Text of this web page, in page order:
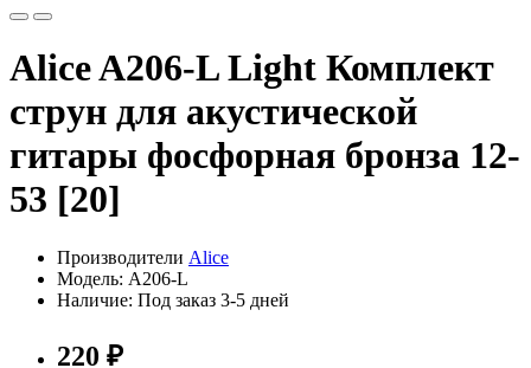
Alice A206-L Light Комплект
струн для акустической
гитары фосфорная бронза 12-
53 [20]
Производители Alice
Модель: A206-L
Наличие: Под заказ 3-5 дней
220 ₽